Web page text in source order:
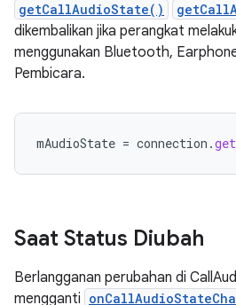
getCallAudioState()
dikembalikan jika perangkat
menggunakan Bluetooth,
Pembicara.
mAudioState = connection .
Saat Status Diubah
Berlangganan perubahan di
mengganti